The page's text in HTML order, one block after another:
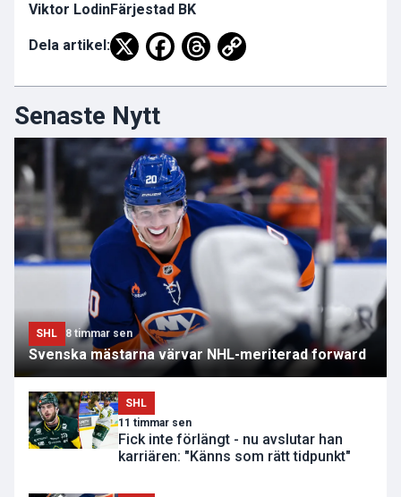
Viktor LodinFärjestad BK
Dela artikel:
Senaste Nytt
SHL 8 timmar sen
Svenska mästarna värvar NHL-meriterad forward
SHL
11 timmar sen
Fick inte förlängt - nu avslutar han
karriären: "Känns som rätt tidpunkt"